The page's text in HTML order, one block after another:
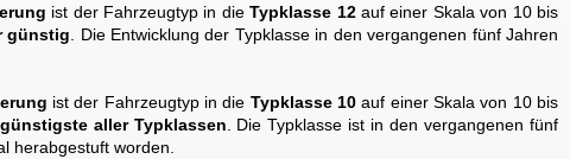
ist der Fahrzeugtyp in dieTypklasse 12auf einer Skala von 10 bis
günstig . Die Entwicklung der Typklasse in den vergangenen fünf Jahren
ist der Fahrzeugtyp in die Typklasse 10 auf einer Skala von 10 bis
aller Typklassen. Die Typklasse ist in den vergangenen fünf
herabgestuft worden.